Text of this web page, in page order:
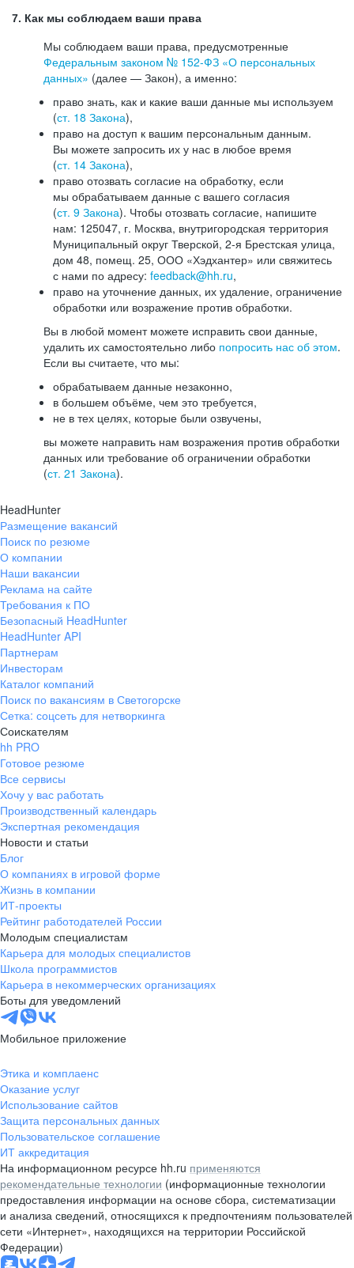
7. Как мы соблюдаем ваши права
Мы соблюдаем ваши права, предусмотренные
Федеральным законом № 152-ФЗ «О персональных
данных» (далее — Закон), а именно:
право знать, как и какие ваши данные мы используем
(ст. 18 Закона),
право на доступ к вашим персональным данным.
Вы можете запросить их у нас в любое время
(ст. 14 Закона),
право отозвать согласие на обработку, если
мы обрабатываем данные с вашего согласия
(ст. 9 Закона). Чтобы отозвать согласие, напишите
нам: 125047, г. Москва, внутригородская территория
Муниципальный округ Тверской, 2-я Брестская улица,
дом 48, помещ. 25, ООО «Хэдхантер» или свяжитесь
с нами по адресу: feedback@hh.ru,
право на уточнение данных, их удаление, ограничение
обработки или возражение против обработки.
Вы в любой момент можете исправить свои данные,
удалить их самостоятельно либо попросить нас об этом.
Если вы считаете, что мы:
обрабатываем данные незаконно,
в большем объёме, чем это требуется,
не в тех целях, которые были озвучены,
вы можете направить нам возражения против обработки
данных или требование об ограничении обработки
(ст. 21 Закона).
HeadHunter
Размещение вакансий
Поиск по резюме
О компании
Наши вакансии
Реклама на сайте
Требования к ПО
Безопасный HeadHunter
HeadHunter API
Партнерам
Инвесторам
Каталог компаний
Поиск по вакансиям в Светогорске
Сетка: соцсеть для нетворкинга
Соискателям
hh PRO
Готовое резюме
Все сервисы
Хочу у вас работать
Производственный календарь
Экспертная рекомендация
Новости и статьи
Блог
О компаниях в игровой форме
Жизнь в компании
ИТ-проекты
Рейтинг работодателей России
Молодым специалистам
Карьера для молодых специалистов
Школа программистов
Карьера в некоммерческих организациях
Боты для уведомлений
Мобильное приложение
Этика и комплаенс
Оказание услуг
Использование сайтов
Защита персональных данных
Пользовательское соглашение
ИТ аккредитация
На информационном ресурсе hh.ru применяются
рекомендательные технологии (информационные технологии
предоставления информации на основе сбора, систематизации
и анализа сведений, относящихся к предпочтениям пользователей
сети «Интернет», находящихся на территории Российской
Федерации)